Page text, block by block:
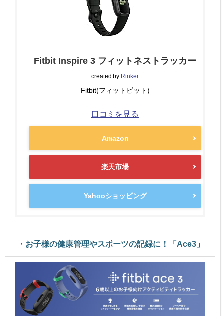
Fitbit Inspire 3 フィットネストラッカー
created by Rinker
Fitbit(フィットビット)
口コミを見る
Amazon
楽天市場
Yahooショッピング
・お子様の健康管理やスポーツの記録に！「Ace3」